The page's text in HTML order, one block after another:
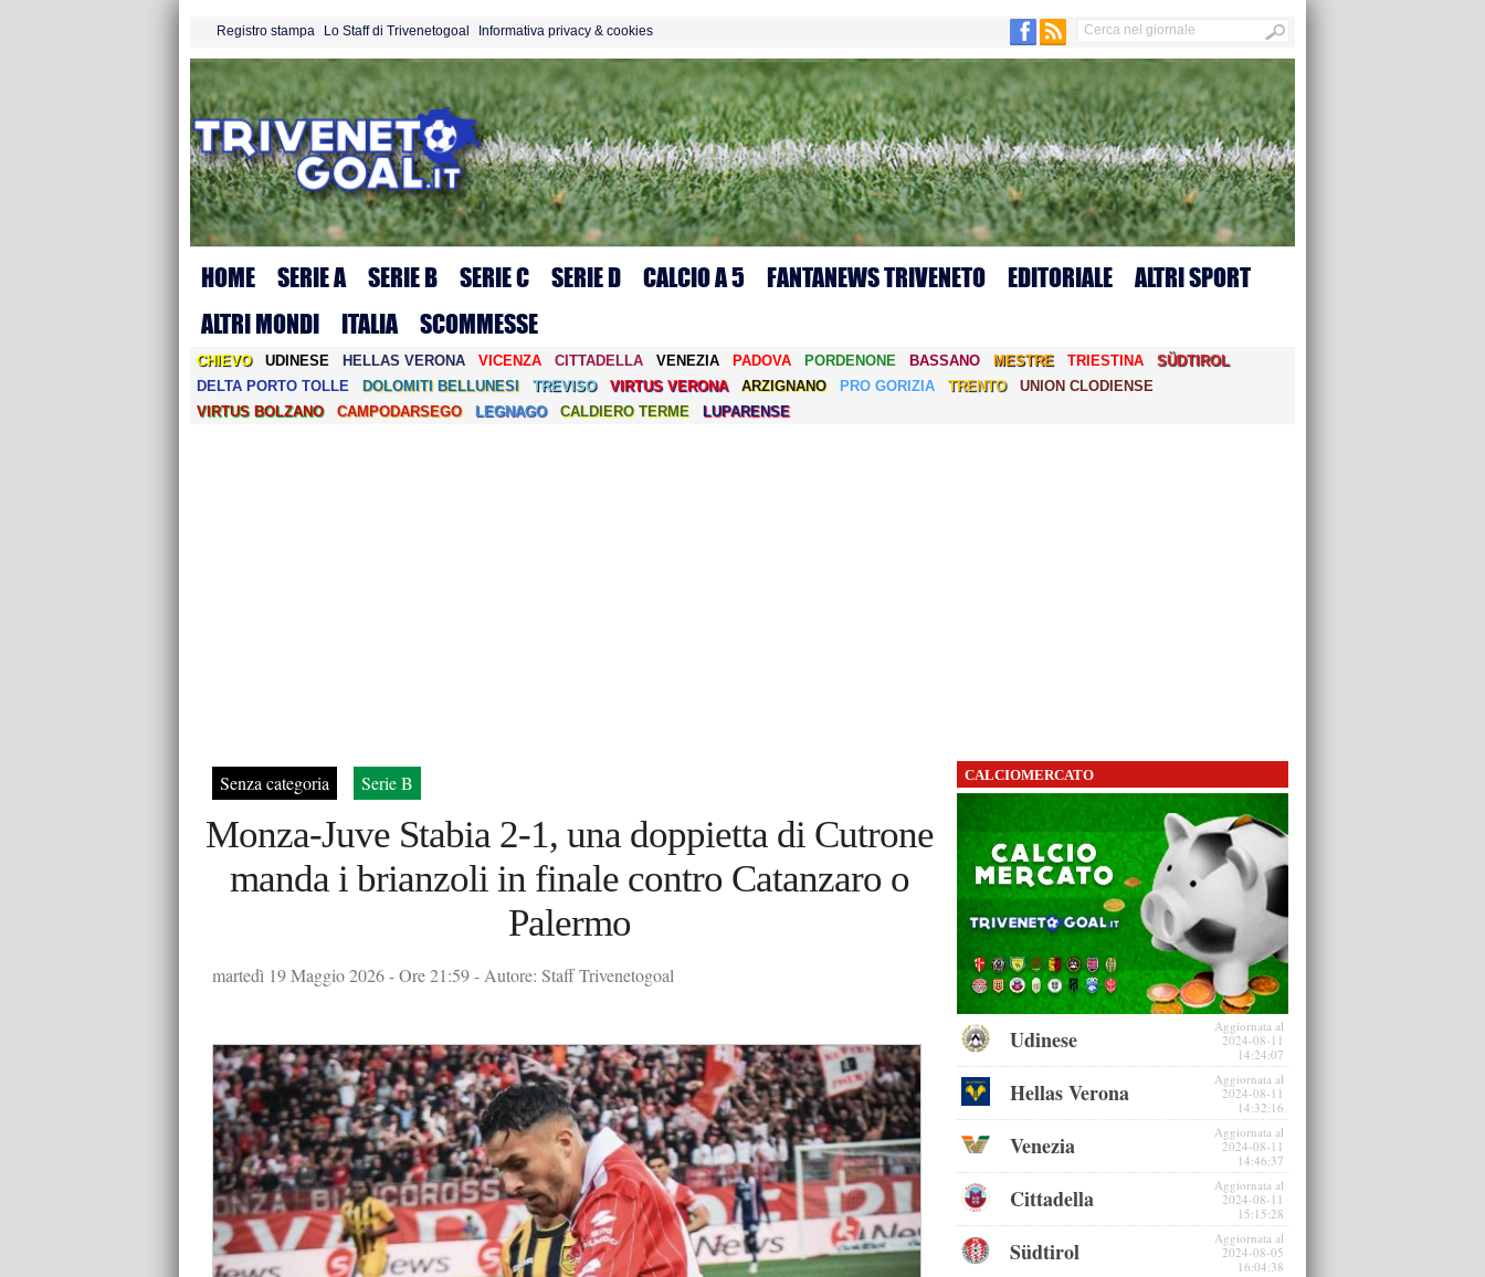
Registro stampa Lo Staff di Trivenetogoal Informativa privacy & cookies
HOME SERIE A SERIE B SERIE C SERIE D CALCIO A 5 FANTANEWS TRIVENETO EDITORIALE ALTRI SPORT
ALTRI MONDI ITALIA SCOMMESSE
CHIEVO UDINESE HELLAS VERONA VICENZA CITTADELLA VENEZIA PADOVA PORDENONE BASSANO MESTRE TRIESTINA
SÜDTIROL
DELTA PORTO TOLLE
DOLOMITI BELLUNESI TREVISO VIRTUS VERONA ARZIGNANO PRO GORIZIA TRENTO
UNION CLODIENSE
VIRTUS BOLZANO
CAMPODARSEGO LEGNAGO CALDIERO TERME LUPARENSE
Senza categoria Serie B
Monza-Juve Stabia 2-1, una doppietta di Cutrone
manda i brianzoli in finale contro Catanzaro o
Palermo
martedì 19 Maggio 2026 - Ore 21:59 - Autore: Staff Trivenetogoal
CALCIOMERCATO
Udinese
Aggiornata al
2024-08-11
14:24:07
Hellas Verona
Aggiornata al
2024-08-11
14:32:16
Venezia
Aggiornata al
2024-08-11
14:46:37
Cittadella
Aggiornata al
2024-08-11
15:15:28
Südtirol
Aggiornata al
2024-08-05
16:04:38